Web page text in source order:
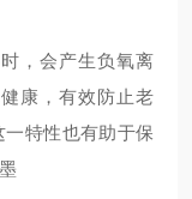
，会产生负氧离
康，有效防止老
特性也有助于保